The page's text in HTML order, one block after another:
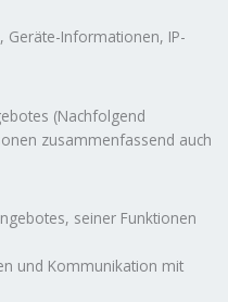
Geräte-Informationen, IP-
(Nachfolgend
zusammenfassend auch
seiner Funktionen
und Kommunikation mit